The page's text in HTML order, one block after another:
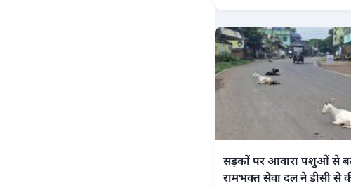
सड़कों पर आवारा पशुओं से बढ़
रामभक्त सेवा दल ने डीसी से